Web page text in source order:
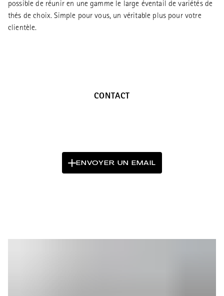
possible de réunir en une gamme le large éventail de variétés de
thés de choix. Simple pour vous, un véritable plus pour votre
clientèle.
CONTACT
ENVOYER UN EMAIL